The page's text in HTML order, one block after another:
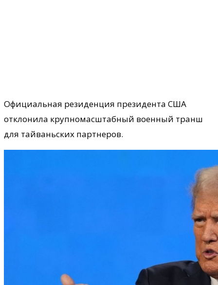
Официальная резиденция президента США
отклонила крупномасштабный военный транш
для тайваньских партнеров.